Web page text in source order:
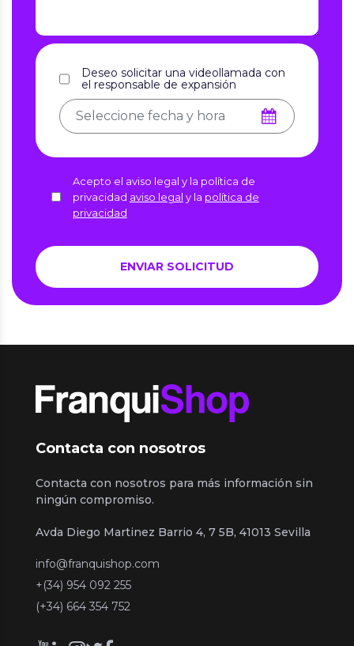
Deseo solicitar una videollamada con
el responsable de expansión
Acepto el aviso legal y la política de
privacidad aviso legal y la política de
privacidad
Contacta con nosotros
Contacta con nosotros para más información sin
ningún compromiso.
Avda Diego Martinez Barrio 4, 7 5B, 41013 Sevilla
info@franquishop.com
+(34) 954 092 255
(+34) 664 354 752